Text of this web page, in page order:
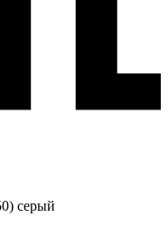
серый